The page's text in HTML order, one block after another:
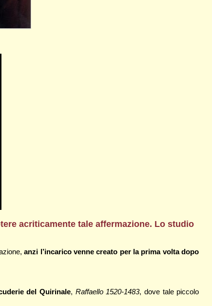
acriticamente tale affermazione. Lo studio
anzi l’incarico venne creato per la prima volta dopo
del Quirinale, Raffaello 1520-1483, dove tale piccolo